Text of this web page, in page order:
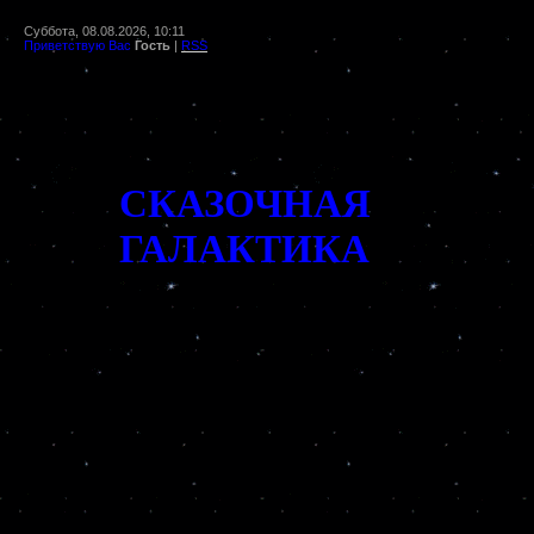
Суббота, 08.08.2026, 10:11
Приветствую Вас Гость | RSS
СКАЗОЧНАЯ
ГАЛАКТИКА